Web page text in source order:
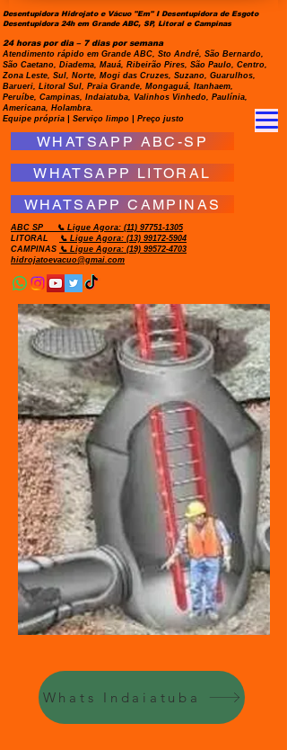
Desentupidora Hidrojato e Vácuo "Em" I Desentupidora de Esgoto
Desentupidora 24h em Grande ABC, SP, Litoral e Campinas
24 horas por dia – 7 dias por semana
Atendimento rápido em Grande ABC, Sto André, São Bernardo,
São Caetano, Diadema, Mauá, Ribeirão Pires, São Paulo, Centro,
Zona Leste, Sul, Norte, Mogi das Cruzes, Suzano, Guarulhos,
Barueri, Litoral Sul, Praia Grande, Mongaguá, Itanhaem,
Peruíbe, Campinas, Indaiatuba, Valinhos Vinhedo, Paulínia,
Americana, Holambra.
Equipe própria | Serviço limpo | Preço justo
WHATSAPP ABC-SP
WHATSAPP LITORAL
WHATSAPP CAMPINAS
ABC SP 📞 Ligue Agora: (11) 97751-1305
LITORAL
📞 Ligue Agora: (13) 99172-5904
CAMPINAS 📞 Ligue Agora: (19) 99572-4703
hidrojatoevacuo@gmai.com
Whats Indaiatuba